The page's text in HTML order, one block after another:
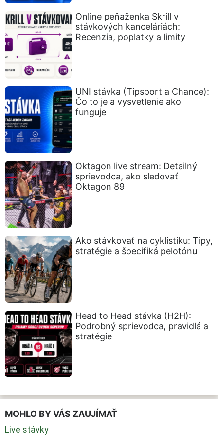
Online peňaženka Skrill v
stávkových kanceláriách:
Recenzia, poplatky a limity
UNI stávka (Tipsport a Chance):
Čo to je a vysvetlenie ako
funguje
Oktagon live stream: Detailný
sprievodca, ako sledovať
Oktagon 89
Ako stávkovať na cyklistiku: Tipy,
stratégie a špecifiká pelotónu
Head to Head stávka (H2H):
Podrobný sprievodca, pravidlá a
stratégie
MOHLO BY VÁS ZAUJÍMAŤ
Live stávky